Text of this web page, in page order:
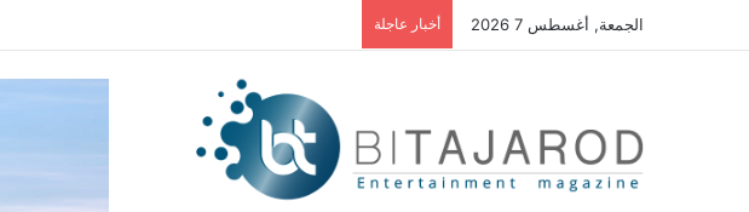
الجمعة, أغسطس 7 2026 أخبار عاجلة